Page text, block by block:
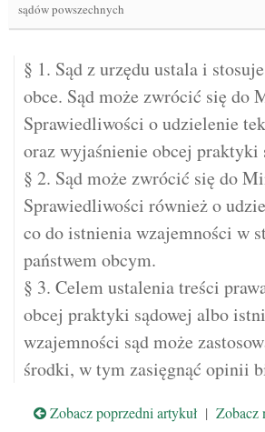
sądów powszechnych
§ 1. Sąd z urzędu ustala i
obce. Sąd może zwrócić się do
Sprawiedliwości o udzielenie
oraz wyjaśnienie obcej praktyki
§ 2. Sąd może zwrócić się do
Sprawiedliwości również o
co do istnienia wzajemności w
państwem obcym.
§ 3. Celem ustalenia treści
obcej praktyki sądowej albo
wzajemności sąd może
środki, w tym zasięgnąć opinii
Zobacz poprzedni artykuł | Zobacz